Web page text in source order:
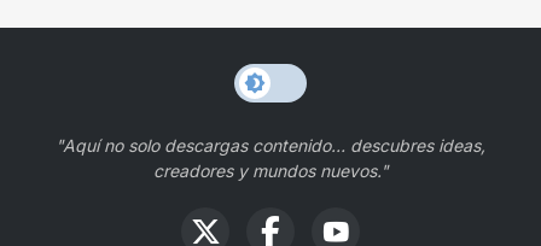
"Aquí no solo descargas contenido… descubres ideas,
creadores y mundos nuevos."